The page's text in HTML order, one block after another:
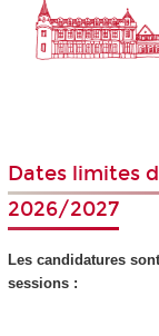
Dates limites
2026/2027
Les candidatures
sessions :